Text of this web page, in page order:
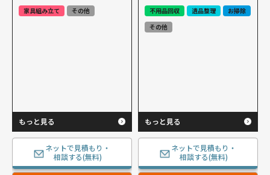
家具組み立て その他
もっと見る
ネットで見積もり・
相談する(無料)
不用品回収 遺品整理
お掃除
その他
もっと見る
ネットで見積もり・
相談する(無料)